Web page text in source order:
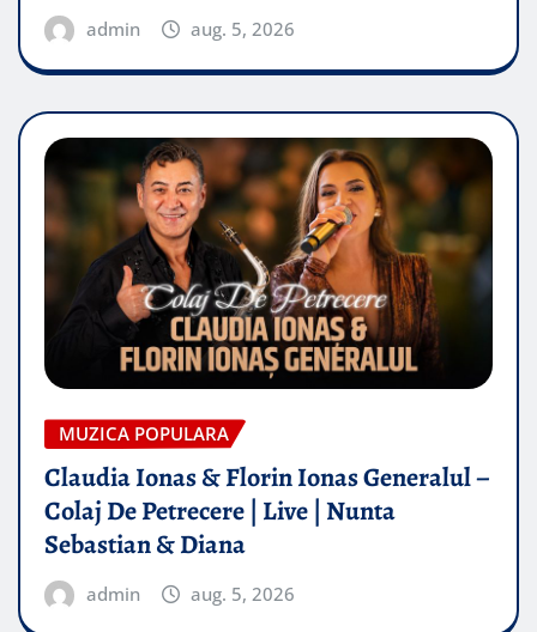
admin aug. 5, 2026
MUZICA POPULARA
Claudia Ionas & Florin Ionas Generalul –
Colaj De Petrecere | Live | Nunta
Sebastian & Diana
admin aug. 5, 2026